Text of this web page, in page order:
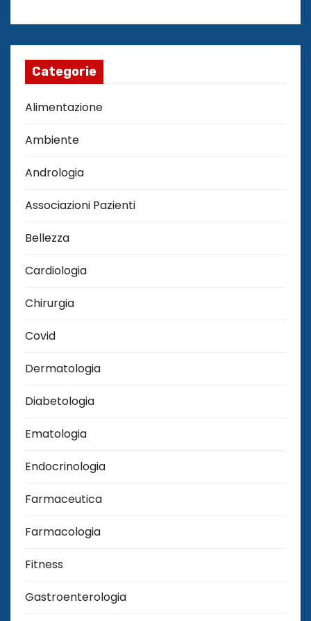
Categorie
Alimentazione
Ambiente
Andrologia
Associazioni Pazienti
Bellezza
Cardiologia
Chirurgia
Covid
Dermatologia
Diabetologia
Ematologia
Endocrinologia
Farmaceutica
Farmacologia
Fitness
Gastroenterologia